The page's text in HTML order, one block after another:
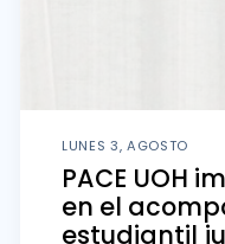
LUNES 3, AGOSTO
PACE UOH
en el
estudiantil